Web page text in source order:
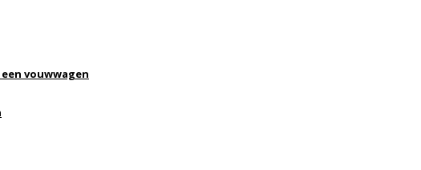
vouwwagen